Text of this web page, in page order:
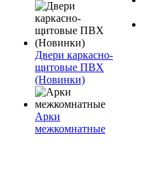
Двери каркасно-
щитовые ПВХ
(Новинки)
Арки
межкомнатные